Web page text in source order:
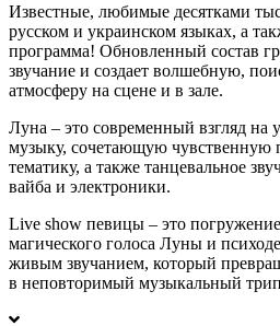
Известные, любимые десятками
русском и украинском языках, а
программа! Обновленный состав
звучание и создает волшебную,
атмосферу на сцене и в зале.
Луна – это современный взгляд
музыку, сочетающую чувственную
тематику, а также танцевальное
вайба и электроники.
Live show певицы – это
магического голоса Луны и
живым звучанием, который
в неповторимый музыкальный